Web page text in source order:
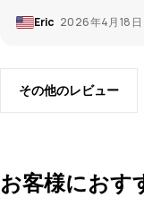
Eric 2026年4月18日
その他のレビュー
お客様におす